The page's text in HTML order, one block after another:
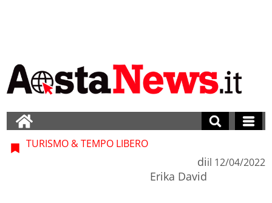
TURISMO & TEMPO LIBERO
di
Erika David
il 12/04/2022